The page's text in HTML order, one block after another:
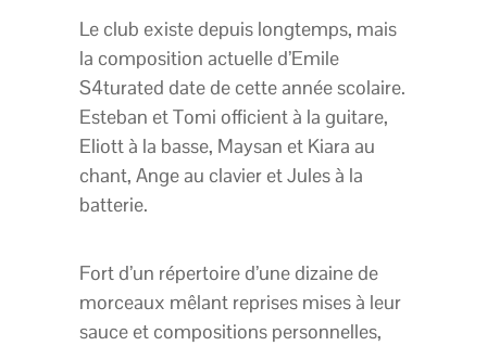
Le club existe depuis longtemps, mais
la composition actuelle d’Emile
S4turated date de cette année scolaire.
Esteban et Tomi officient à la guitare,
Eliott à la basse, Maysan et Kiara au
chant, Ange au clavier et Jules à la
batterie.
Fort d’un répertoire d’une dizaine de
morceaux mêlant reprises mises à leur
sauce et compositions personnelles,